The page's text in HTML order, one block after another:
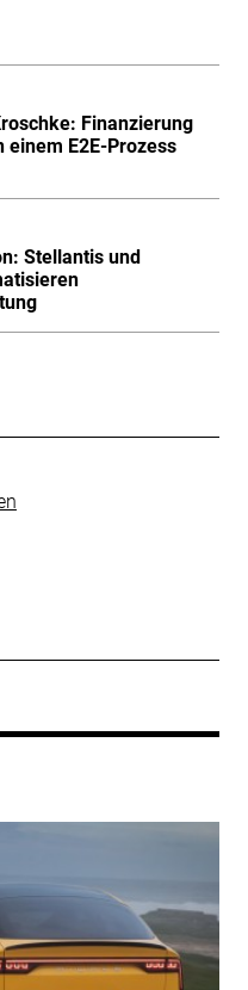
Finanzierung
einem E2E-Prozess
Stellantis und